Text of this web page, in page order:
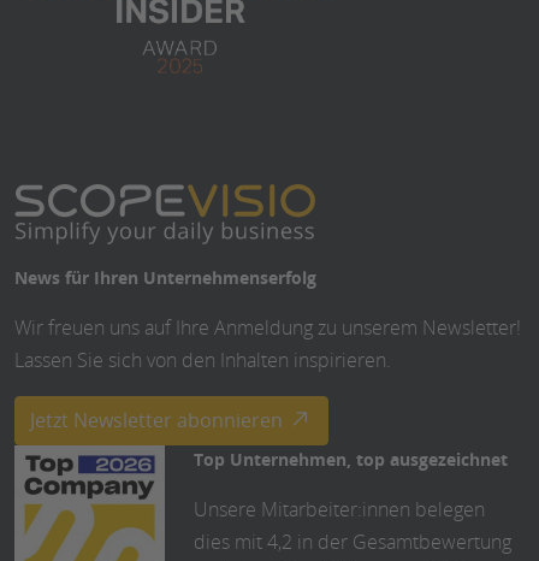
News für Ihren Unternehmenserfolg
Wir freuen uns auf Ihre Anmeldung zu unserem Newsletter!
Lassen Sie sich von den Inhalten inspirieren.
Jetzt Newsletter abonnieren
Top Unternehmen, top ausgezeichnet
Unsere Mitarbeiter:innen belegen
dies mit 4,2 in der Gesamtbewertung